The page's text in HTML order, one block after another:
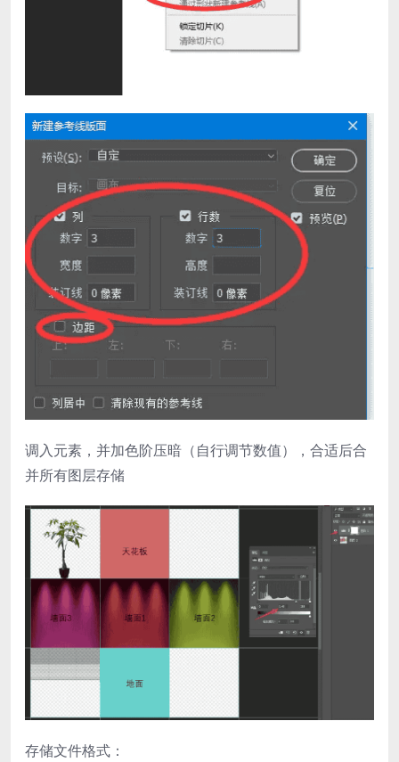
调入元素，并加色阶压暗（自行调节数值），合适后合
并所有图层存储
存储文件格式：